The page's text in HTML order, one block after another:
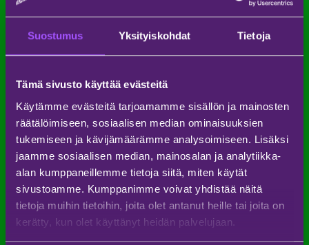
Suostumus Yksityiskohdat Tietoja
Tämä sivusto käyttää evästeitä
Käytämme evästeitä tarjoamamme sisällön ja mainosten
räätälöimiseen, sosiaalisen median ominaisuuksien
tukemiseen ja kävijämäärämme analysoimiseen. Lisäksi
jaamme sosiaalisen median, mainosalan ja analytiikka-
alan kumppaneillemme tietoja siitä, miten käytät
sivustoamme. Kumppanimme voivat yhdistää näitä
tietoja muihin tietoihin, joita olet antanut heille tai joita on
kerätty, kun olet käyttänyt heidän palvelujaan.